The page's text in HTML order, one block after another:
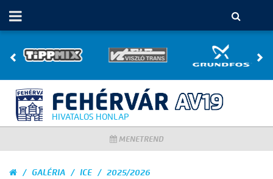
HIVATALOS HONLAP
MENETREND
GALÉRIA ICE
2025/2026